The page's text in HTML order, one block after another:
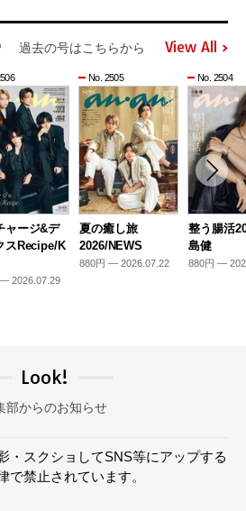
過去の号はこちらから View All
ャージ&デ
スRecipe/K
2026.07.29
No. 2505
夏の癒し旅
2026/NEWS
880円 — 2026.07.22
No. 2504
整う腸活
島健
880円 —
Look!
部からのお知らせ
・スクショしてSNS等にアップする
で禁止されています。